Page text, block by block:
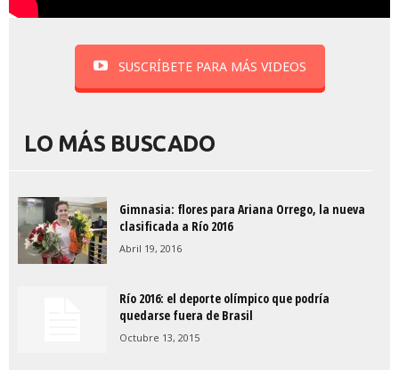
SUSCRÍBETE PARA MÁS VIDEOS
LO MÁS BUSCADO
Gimnasia: flores para Ariana Orrego, la nueva
clasificada a Río 2016
Abril 19, 2016
Río 2016: el deporte olímpico que podría
quedarse fuera de Brasil
Octubre 13, 2015